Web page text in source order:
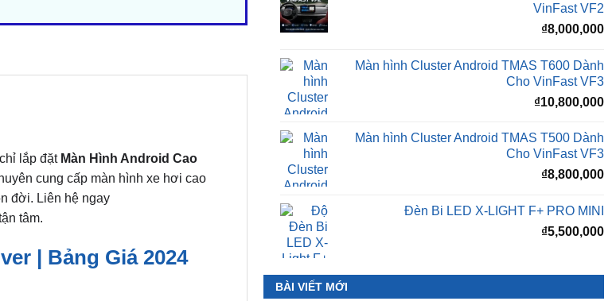
lắp đặt Màn Hình Android Cao
cung cấp màn hình xe hơi cao
đời. Liên hệ ngay
tâm.
| Bảng Giá 2024
VinFast VF2
₫8,000,000
Màn hình Cluster Android TMAS T600 Dành
Cho VinFast VF3
₫10,800,000
Màn hình Cluster Android TMAS T500 Dành
Cho VinFast VF3
₫8,800,000
Đèn Bi LED X-LIGHT F+ PRO MINI
₫5,500,000
BÀI VIẾT MỚI